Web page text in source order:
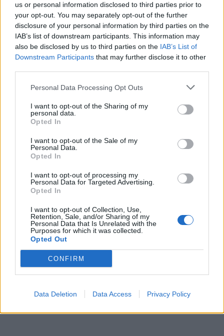
us or personal information disclosed to third parties prior to
your opt-out. You may separately opt-out of the further
disclosure of your personal information by third parties on the
IAB’s list of downstream participants. This information may
also be disclosed by us to third parties on the IAB’s List of
Downstream Participants that may further disclose it to other
Personal Data Processing Opt Outs
I want to opt-out of the Sharing of my
personal data.
Opted In
I want to opt-out of the Sale of my
Personal Data.
Opted In
I want to opt-out of processing my
Personal Data for Targeted Advertising.
Opted In
I want to opt-out of Collection, Use,
Retention, Sale, and/or Sharing of my
Personal Data that Is Unrelated with the
Purposes for which it was collected.
Opted Out
CONFIRM
Data Deletion Data Access Privacy Policy